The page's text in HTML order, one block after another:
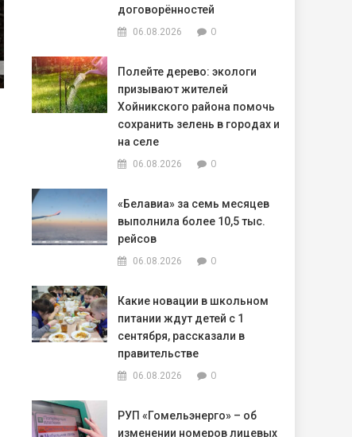
договорённостей
06.08.2026 0
Полейте дерево: экологи
призывают жителей
Хойникского района помочь
сохранить зелень в городах и
на селе
06.08.2026 0
«Белавиа» за семь месяцев
выполнила более 10,5 тыс.
рейсов
06.08.2026 0
Какие новации в школьном
питании ждут детей с 1
сентября, рассказали в
правительстве
06.08.2026 0
РУП «Гомельэнерго» – об
изменении номеров лицевых